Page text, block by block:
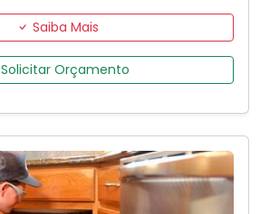
Saiba Mais
Solicitar Orçamento